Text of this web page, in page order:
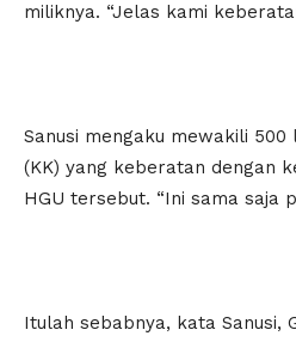
miliknya. “Jelas kami
Sanusi mengaku mewakili 500
(KK) yang keberatan dengan
HGU tersebut. “Ini sama saja
Itulah sebabnya, kata Sanusi,